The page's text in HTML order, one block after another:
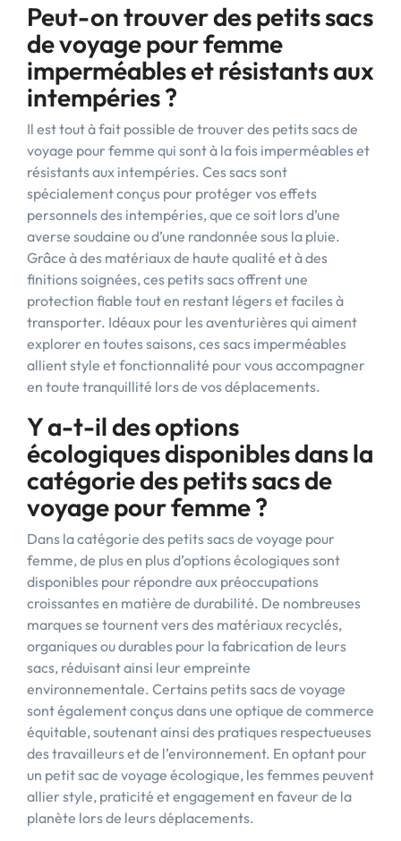
Peut-on trouver des petits sacs
de voyage pour femme
imperméables et résistants aux
intempéries ?
Il est tout à fait possible de trouver des petits sacs de
voyage pour femme qui sont à la fois imperméables et
résistants aux intempéries. Ces sacs sont
spécialement conçus pour protéger vos effets
personnels des intempéries, que ce soit lors d’une
averse soudaine ou d’une randonnée sous la pluie.
Grâce à des matériaux de haute qualité et à des
finitions soignées, ces petits sacs offrent une
protection fiable tout en restant légers et faciles à
transporter. Idéaux pour les aventurières qui aiment
explorer en toutes saisons, ces sacs imperméables
allient style et fonctionnalité pour vous accompagner
en toute tranquillité lors de vos déplacements.
Y a-t-il des options
écologiques disponibles dans la
catégorie des petits sacs de
voyage pour femme ?
Dans la catégorie des petits sacs de voyage pour
femme, de plus en plus d’options écologiques sont
disponibles pour répondre aux préoccupations
croissantes en matière de durabilité. De nombreuses
marques se tournent vers des matériaux recyclés,
organiques ou durables pour la fabrication de leurs
sacs, réduisant ainsi leur empreinte
environnementale. Certains petits sacs de voyage
sont également conçus dans une optique de commerce
équitable, soutenant ainsi des pratiques respectueuses
des travailleurs et de l’environnement. En optant pour
un petit sac de voyage écologique, les femmes peuvent
allier style, praticité et engagement en faveur de la
planète lors de leurs déplacements.